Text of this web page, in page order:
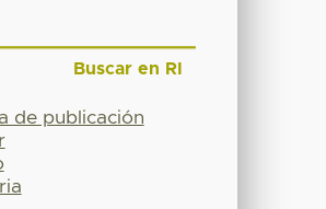
Buscar en RI
de publicación